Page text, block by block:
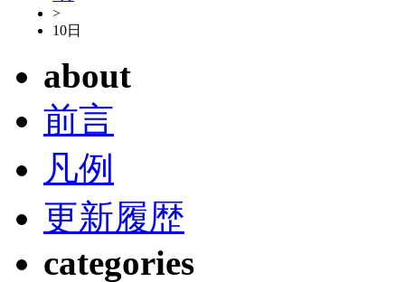
>
10日
about
前言
凡例
更新履歴
categories